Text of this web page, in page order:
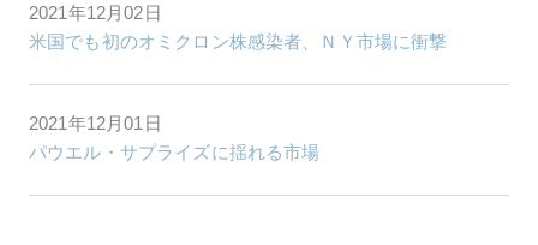
2021年12月02日
米国でも初のオミクロン株感染者、ＮＹ市場に衝撃
2021年12月01日
パウエル・サプライズに揺れる市場